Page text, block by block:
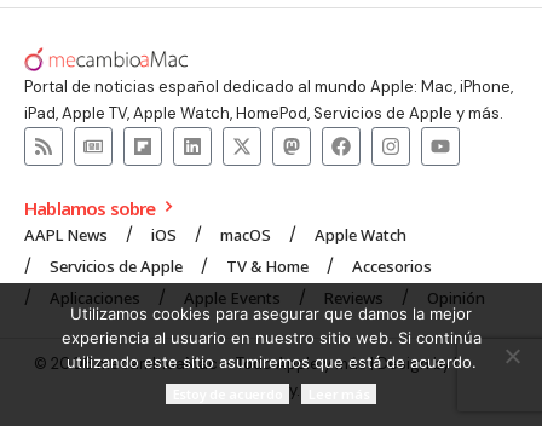
Portal de noticias español dedicado al mundo Apple: Mac, iPhone,
iPad, Apple TV, Apple Watch, HomePod, Servicios de Apple y más.
Hablamos sobre
AAPL News iOS macOS
Apple Watch
Servicios de Apple
TV & Home
Accesorios
Aplicaciones
Apple Events Reviews Opinión
© 2008 mecambioaMac – Todo Apple y más | Design byUNXON
Agency.
Utilizamos cookies para asegurar que damos la mejor
experiencia al usuario en nuestro sitio web. Si continúa
utilizando este sitio asumiremos que está de acuerdo.